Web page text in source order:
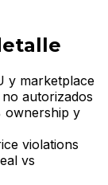
y marketplace
autorizados
ownership y
violations
vs